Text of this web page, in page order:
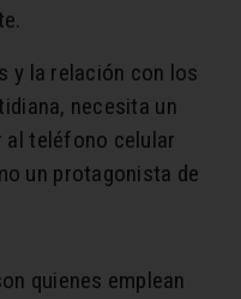
y la relación con los
necesita un
al teléfono celular
un protagonista de
quienes emplean